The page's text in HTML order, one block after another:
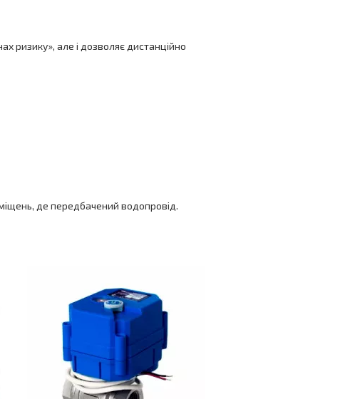
ризику», але і дозволяє дистанційно
де передбачений водопровід.